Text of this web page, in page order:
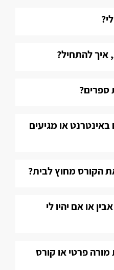
להתחיל?
ספרים?
או מגיעים
הקורס מחוץ לבית?
או אם יהיו לי
פרטי או קורס